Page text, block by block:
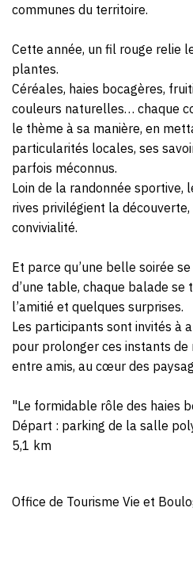
communes du territoire.
Cette année, un fil rouge relie
plantes.
Céréales, haies bocagères,
couleurs naturelles… chaque
le thème à sa manière, en
particularités locales, ses
parfois méconnus.
Loin de la randonnée sportive,
rives privilégient la découverte,
convivialité.
Et parce qu’une belle soirée
d’une table, chaque balade
l’amitié et quelques surprises.
Les participants sont invités à
pour prolonger ces instants
entre amis, au cœur des
"Le formidable rôle des haies
Départ : parking de la salle
5,1 km
Office de Tourisme Vie et